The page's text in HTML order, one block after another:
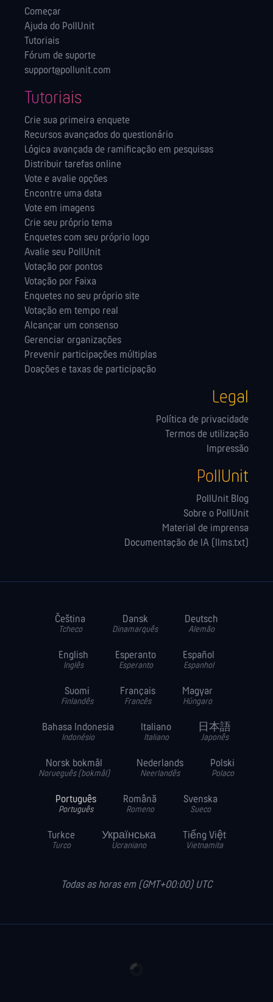
Começar
Ajuda do PollUnit
Tutoriais
Fórum de suporte
support@pollunit.com
Tutoriais
Crie sua primeira enquete
Recursos avançados do questionário
Lógica avançada de ramificação em pesquisas
Distribuir tarefas online
Vote e avalie opções
Encontre uma data
Vote em imagens
Crie seu próprio tema
Enquetes com seu próprio logo
Avalie seu PollUnit
Votação por pontos
Votação por Faixa
Enquetes no seu próprio site
Votação em tempo real
Alcançar um consenso
Gerenciar organizações
Prevenir participações múltiplas
Doações e taxas de participação
Legal
Política de privacidade
Termos de utilização
Impressão
PollUnit
PollUnit Blog
Sobre o PollUnit
Material de imprensa
Documentação de IA (llms.txt)
Čeština
Tcheco
Dansk
Dinamarquês
Deutsch
Alemão
English
Inglês
Esperanto
Esperanto
Español
Espanhol
Suomi
Finlandês
Français
Francês
Magyar
Húngaro
Bahasa Indonesia
Indonésio
Italiano
Italiano
日本語
Japonês
Norsk bokmål
Norueguês (bokmål)
Nederlands
Neerlandês
Polski
Polaco
Português
Português
Română
Romeno
Svenska
Sueco
Turkce
Turco
Українська
Ucraniano
Tiếng Việt
Vietnamita
Todas as horas em (GMT+00:00) UTC